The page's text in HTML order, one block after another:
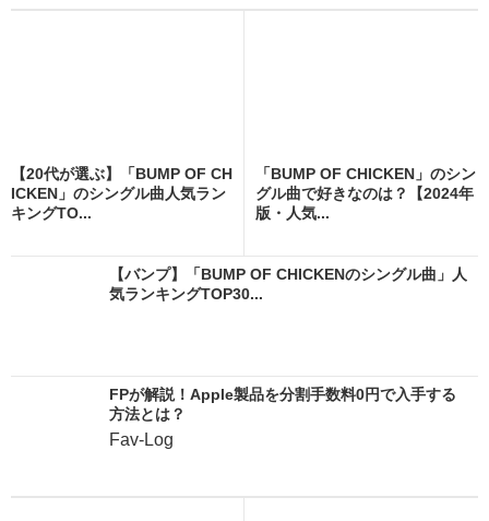
【20代が選ぶ】「BUMP OF CH
ICKEN」のシングル曲人気ラン
キングTO...
「BUMP OF CHICKEN」のシン
グル曲で好きなのは？【2024年
版・人気...
【バンプ】「BUMP OF CHICKENのシングル曲」人
気ランキングTOP30...
FPが解説！Apple製品を分割手数料0円で入手する
方法とは？
Fav-Log